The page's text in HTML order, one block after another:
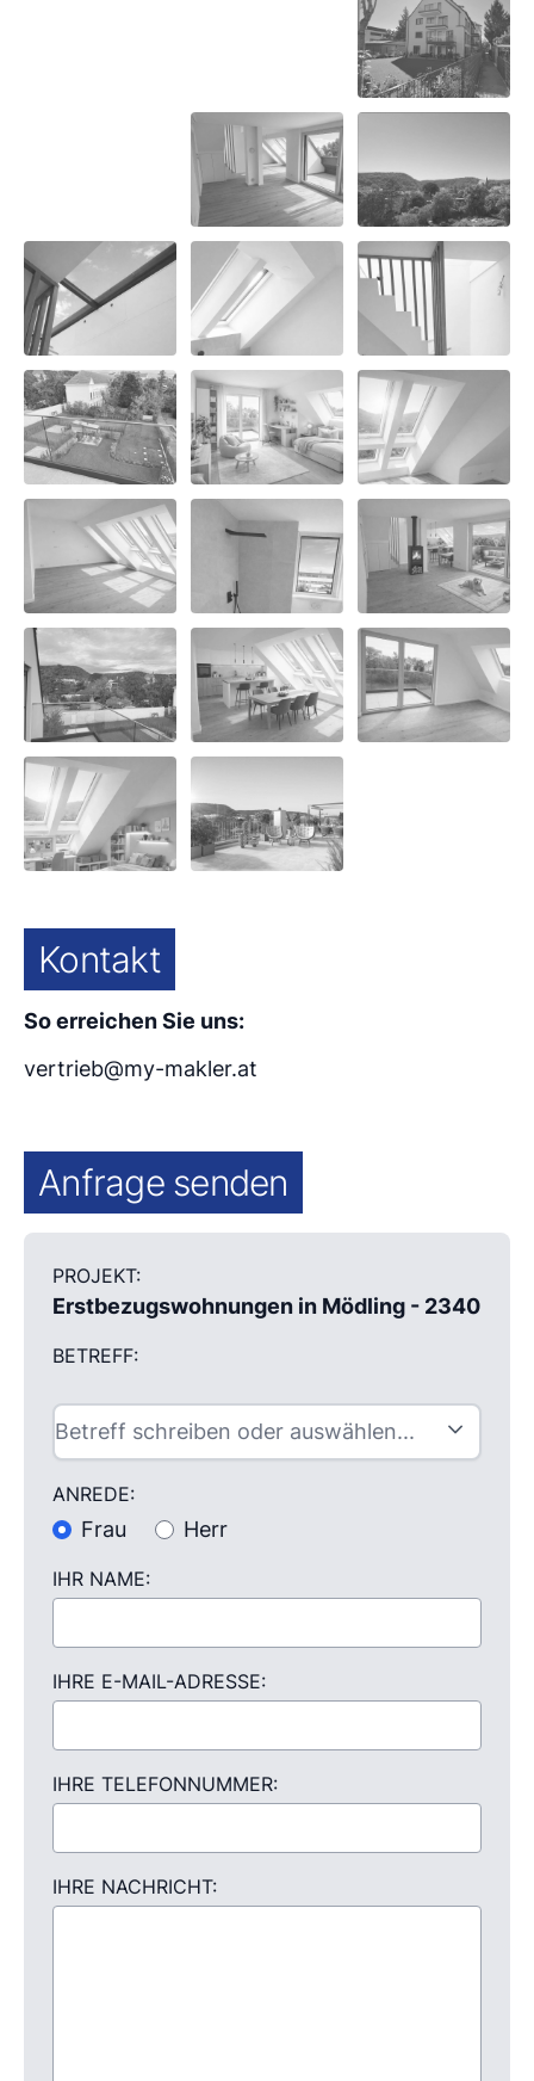
Kontakt
So erreichen Sie uns:
vertrieb@my-makler.at
Anfrage senden
PROJEKT:
Erstbezugswohnungen in Mödling - 2340
BETREFF:
ANREDE:
Frau Herr
IHR NAME:
IHRE E-MAIL-ADRESSE:
IHRE TELEFONNUMMER:
IHRE NACHRICHT: